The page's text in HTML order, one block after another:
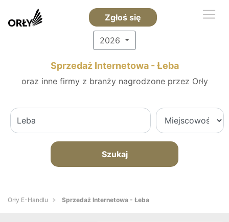
Zgłoś się
2026
Sprzedaż Internetowa - Łeba
oraz inne firmy z branży nagrodzone przez Orły
Szukaj
Orły E-Handlu Sprzedaż Internetowa - Łeba